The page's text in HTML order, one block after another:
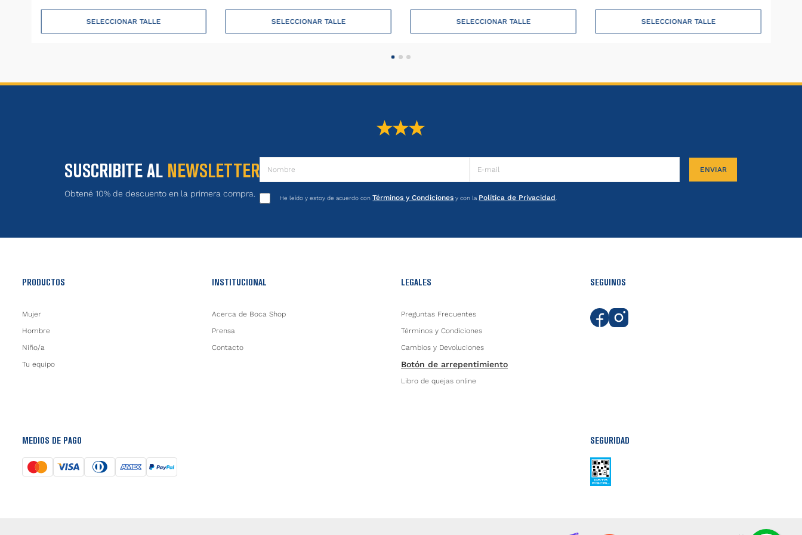
36 - Aranda
SELECCIONAR TALLE SELECCIONAR TALLE SELECCIONAR TALLE SELECCIONAR TALLE
SUSCRIBITE AL NEWSLETTER
Obtené 10% de descuento en la primera compra.
ENVIAR
He leído y estoy de acuerdo conTérminos y Condiciones y con la Política de Privacidad
PRODUCTOS
Mujer
Hombre
Niño/a
Tu equipo
INSTITUCIONAL
Acerca de Boca Shop
Prensa
Contacto
LEGALES
Preguntas Frecuentes
Términos y Condiciones
Cambios y Devoluciones
Botón de arrepentimiento
Libro de quejas online
SEGUINOS
MEDIOS DE PAGO SEGURIDAD